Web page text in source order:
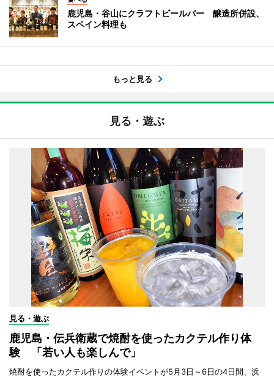
鹿児島・谷山にクラフトビールバー 醸造所併設、
スペイン料理も
もっと見る
見る・遊ぶ
見る・遊ぶ
鹿児島・伝兵衛蔵で焼酎を使ったカクテル作り体
験 「若い人も楽しんで」
焼酎を使ったカクテル作りの体験イベントが5月3日～6日の4日間、浜